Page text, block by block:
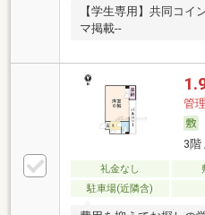
【学生専用】共同コイ
マ掲載--
管
3階
礼金なし
駐車場(近隣含)